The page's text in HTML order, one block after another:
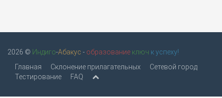
2026 © Индиго-Абакус - образование ключ к успеху!
Главная
Склонение прилагательных
Сетевой город
Тестирование
FAQ